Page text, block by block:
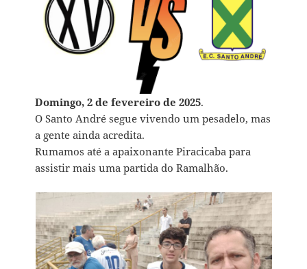
Domingo, 2 de fevereiro de 2025.
O Santo André segue vivendo um pesadelo, mas
a gente ainda acredita.
Rumamos até a apaixonante Piracicaba para
assistir mais uma partida do Ramalhão.